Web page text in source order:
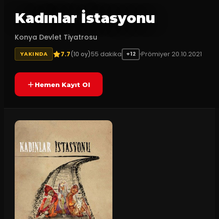
Kadınlar İstasyonu
Konya Devlet Tiyatrosu
YAKINDA 7.7(10 oy)55 dakika +12 Prömiyer 20.10.2021
Hemen Kayıt Ol